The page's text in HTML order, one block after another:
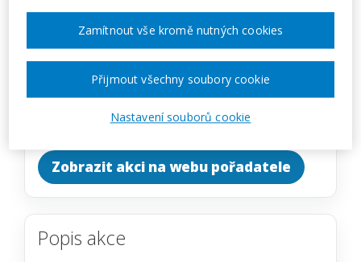
MÍSTO
ONLINE
CENA
Zobrazit akci na webu pořadatele
Popis akce
Nastavení souborů cookie
Zamítnout vše kromě nutných cookies
Přijmout všechny soubory cookie